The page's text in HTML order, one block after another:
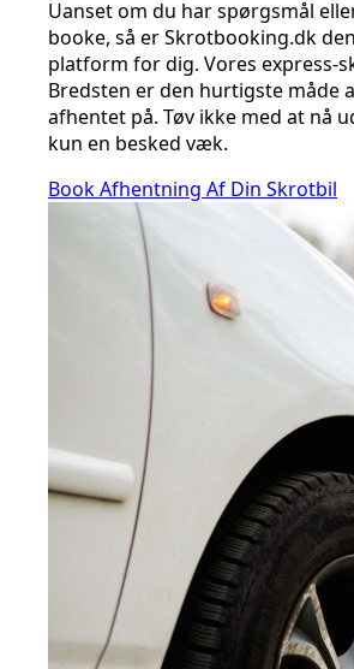
Uanset om du har spørgsmål
booke, så er Skrotbooking.dk
platform for dig. Vores express-
Bredsten er den hurtigste måde
afhentet på. Tøv ikke med at nå
kun en besked væk.
Book Afhentning Af Din Skrotbil